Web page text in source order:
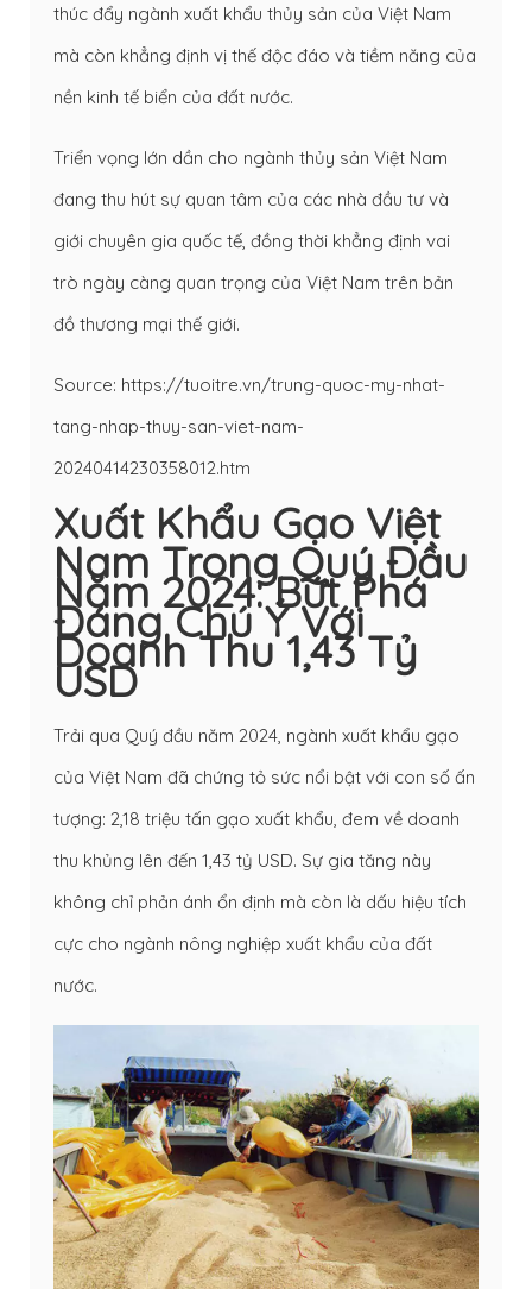
thúc đẩy ngành xuất khẩu thủy sản của Việt Nam
mà còn khẳng định vị thế độc đáo và tiềm năng của
nền kinh tế biển của đất nước.
Triển vọng lớn dần cho ngành thủy sản Việt Nam
đang thu hút sự quan tâm của các nhà đầu tư và
giới chuyên gia quốc tế, đồng thời khẳng định vai
trò ngày càng quan trọng của Việt Nam trên bản
đồ thương mại thế giới.
Source: https://tuoitre.vn/trung-quoc-my-nhat-
tang-nhap-thuy-san-viet-nam-
20240414230358012.htm
Xuất Khẩu Gạo Việt
Nam Trong Quý Đầu
Năm 2024: Bứt Phá
Đáng Chú Ý Với
Doanh Thu 1,43 Tỷ
USD
Trải qua Quý đầu năm 2024, ngành xuất khẩu gạo
của Việt Nam đã chứng tỏ sức nổi bật với con số ấn
tượng: 2,18 triệu tấn gạo xuất khẩu, đem về doanh
thu khủng lên đến 1,43 tỷ USD. Sự gia tăng này
không chỉ phản ánh ổn định mà còn là dấu hiệu tích
cực cho ngành nông nghiệp xuất khẩu của đất
nước.